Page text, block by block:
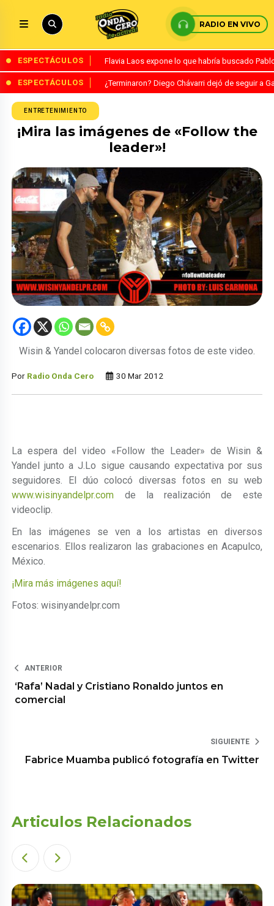
RADIO EN VIVO
ESPECTÁCULOS Flavia Laos expone lo que habría buscado
ESPECTÁCULOS ¿Terminaron? Diego Chávarri dejó de seguir a
ENTRETENIMIENTO
¡Mira las imágenes de «Follow the
leader»!
Wisin & Yandel colocaron diversas fotos de este video.
Por Radio Onda Cero 30 Mar 2012
La espera del video «Follow the Leader» de Wisin &
Yandel junto a J.Lo sigue causando expectativa por sus
seguidores. El dúo colocó diversas fotos en su web
www.wisinyandelpr.com de la realización de este
videoclip.
En las imágenes se ven a los artistas en diversos
escenarios. Ellos realizaron las grabaciones en Acapulco,
México.
¡Mira más imágenes aquí!
Fotos: wisinyandelpr.com
ANTERIOR
‘Rafa’ Nadal y Cristiano Ronaldo juntos en
comercial
SIGUIENTE
Fabrice Muamba publicó fotografía en Twitter
Articulos Relacionados